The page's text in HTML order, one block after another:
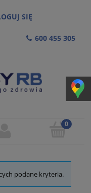
SIĘ
600 455 305
podane kryteria.